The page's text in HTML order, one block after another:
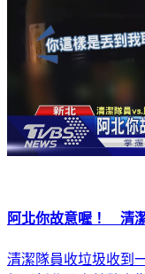
阿北你故意喔！ 清
清潔隊員收垃圾收到